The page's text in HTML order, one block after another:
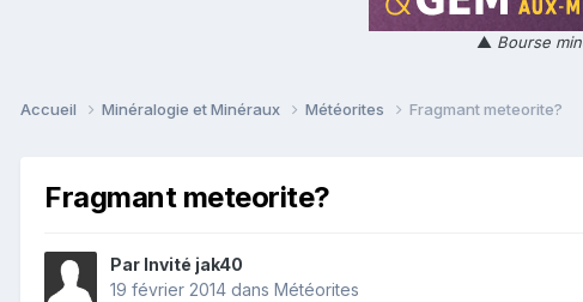
▲ Bourse
Accueil Minéralogie et Minéraux Météorites Fragmant meteorite?
Fragmant meteorite?
Par Invité jak40
19 février 2014 dans Météorites